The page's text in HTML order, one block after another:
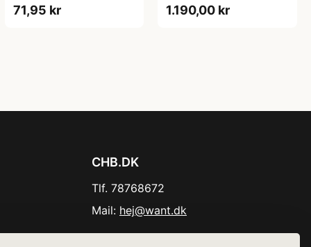
71,95 kr 1.190,00 kr
CHB.DK
Tlf. 78768672
Mail: hej@want.dk